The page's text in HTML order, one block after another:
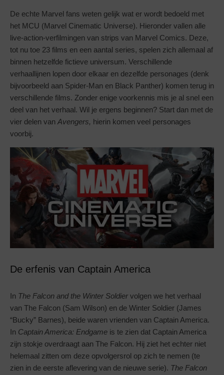
De echte Marvel fans weten gelijk wat er wordt bedoeld met
het MCU (Marvel Cinematic Universe). Hieronder vallen alle
live-action-verfilmingen van strips van Marvel Comics. Deze,
tot nu toe 23 films en een aantal series, spelen zich allemaal af
binnen hetzelfde fictieve universum. Verschillende
verhaallijnen lopen door elkaar en dezelfde personages (denk
bijvoorbeeld aan Spider-Man en Black Panther) komen terug in
verschillende films. Zonder enige voorkennis mis je al snel een
deel van het verhaal. Wil je ergens beginnen? Start dan met de
vier delen vanAvengers, hierin komen veel personages
voorbij.
De erfenis van Captain America
In The Falcon and the Winter Soldier volgen we het verhaal
van The Falcon (Sam Wilson) en de Winter Soldier (James
“Bucky” Barnes), beide waren vrienden van Captain America.
In Captain America: Endgame is te zien dat Captain America
zijn stokje overdraagt aan The Falcon. Hij ziet het echter niet
helemaal zitten om deze opvolgersrol op zich te nemen (te
zien in de eerste aflevering van de nieuwe serie). The Falcon